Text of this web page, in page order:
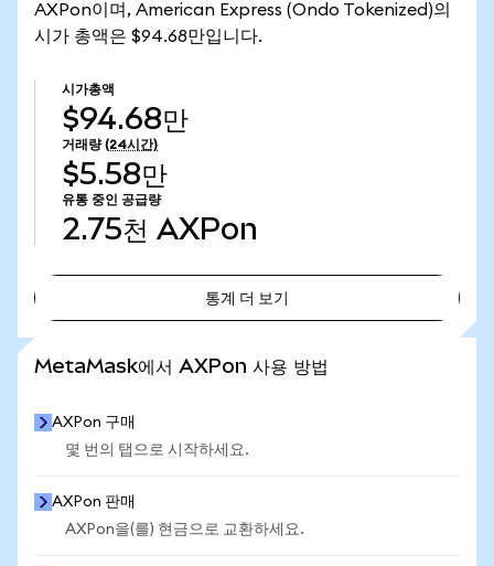
AXPon이며, American Express (Ondo Tokenized)의
시가 총액은 $94.68만입니다.
시가총액
$94.68만
거래량 (24시간)
$5.58만
유통 중인 공급량
2.75천 AXPon
통계 더 보기
MetaMask에서 AXPon 사용 방법
AXPon 구매
몇 번의 탭으로 시작하세요.
AXPon 판매
AXPon을(를) 현금으로 교환하세요.